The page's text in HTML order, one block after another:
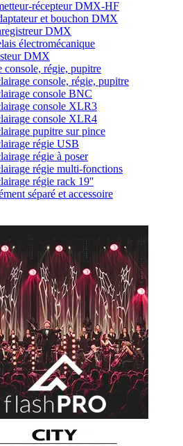
récepteur DMX-HF
et bouchon DMX
DMX
électromécanique
DMX
console, régie, pupitre
console, régie, pupitre
console BNC
console XLR3
console XLR4
pupitre sur pince
régie USB
régie à poser
régie multi-fonctions
régie rack 19''
séparé et accessoire